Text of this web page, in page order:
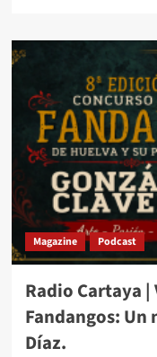
Magazine Podcast
Radio Cartaya |
Fandangos:
Díaz.